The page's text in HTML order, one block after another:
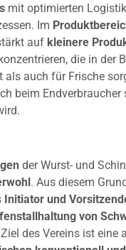
mit optimierten
Im
auf kleinere
die in der
auch für Frische
beim Endverbraucher
der Wurst- und
. Aus diesem
Initiator und
von
des Vereins ist eine